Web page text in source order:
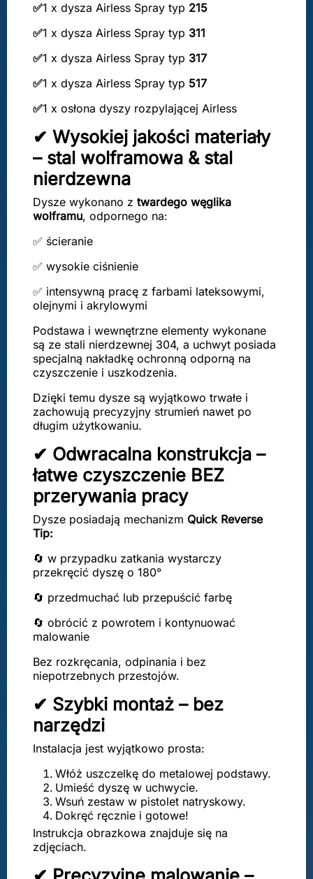
✅1 x dysza Airless Spray typ 215
✅1 x dysza Airless Spray typ 311
✅1 x dysza Airless Spray typ 317
✅1 x dysza Airless Spray typ 517
✅1 x osłona dyszy rozpylającej Airless
✔ Wysokiej jakości materiały
– stal wolframowa & stal
nierdzewna
Dysze wykonano z twardego węglika
wolframu, odpornego na:
✅ ścieranie
✅ wysokie ciśnienie
✅ intensywną pracę z farbami lateksowymi,
olejnymi i akrylowymi
Podstawa i wewnętrzne elementy wykonane
są ze stali nierdzewnej 304, a uchwyt posiada
specjalną nakładkę ochronną odporną na
czyszczenie i uszkodzenia.
Dzięki temu dysze są wyjątkowo trwałe i
zachowują precyzyjny strumień nawet po
długim użytkowaniu.
✔ Odwracalna konstrukcja –
łatwe czyszczenie BEZ
przerywania pracy
Dysze posiadają mechanizm Quick Reverse
Tip:
🔄 w przypadku zatkania wystarczy
przekręcić dyszę o 180°
🔄 przedmuchać lub przepuścić farbę
🔄 obrócić z powrotem i kontynuować
malowanie
Bez rozkręcania, odpinania i bez
niepotrzebnych przestojów.
✔ Szybki montaż – bez
narzędzi
Instalacja jest wyjątkowo prosta:
Włóż uszczelkę do metalowej podstawy.
Umieść dyszę w uchwycie.
Wsuń zestaw w pistolet natryskowy.
Dokręć ręcznie i gotowe!
Instrukcja obrazkowa znajduje się na
zdjęciach.